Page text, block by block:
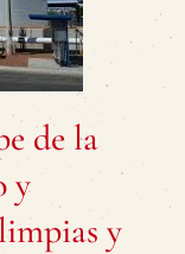
de la
y
y